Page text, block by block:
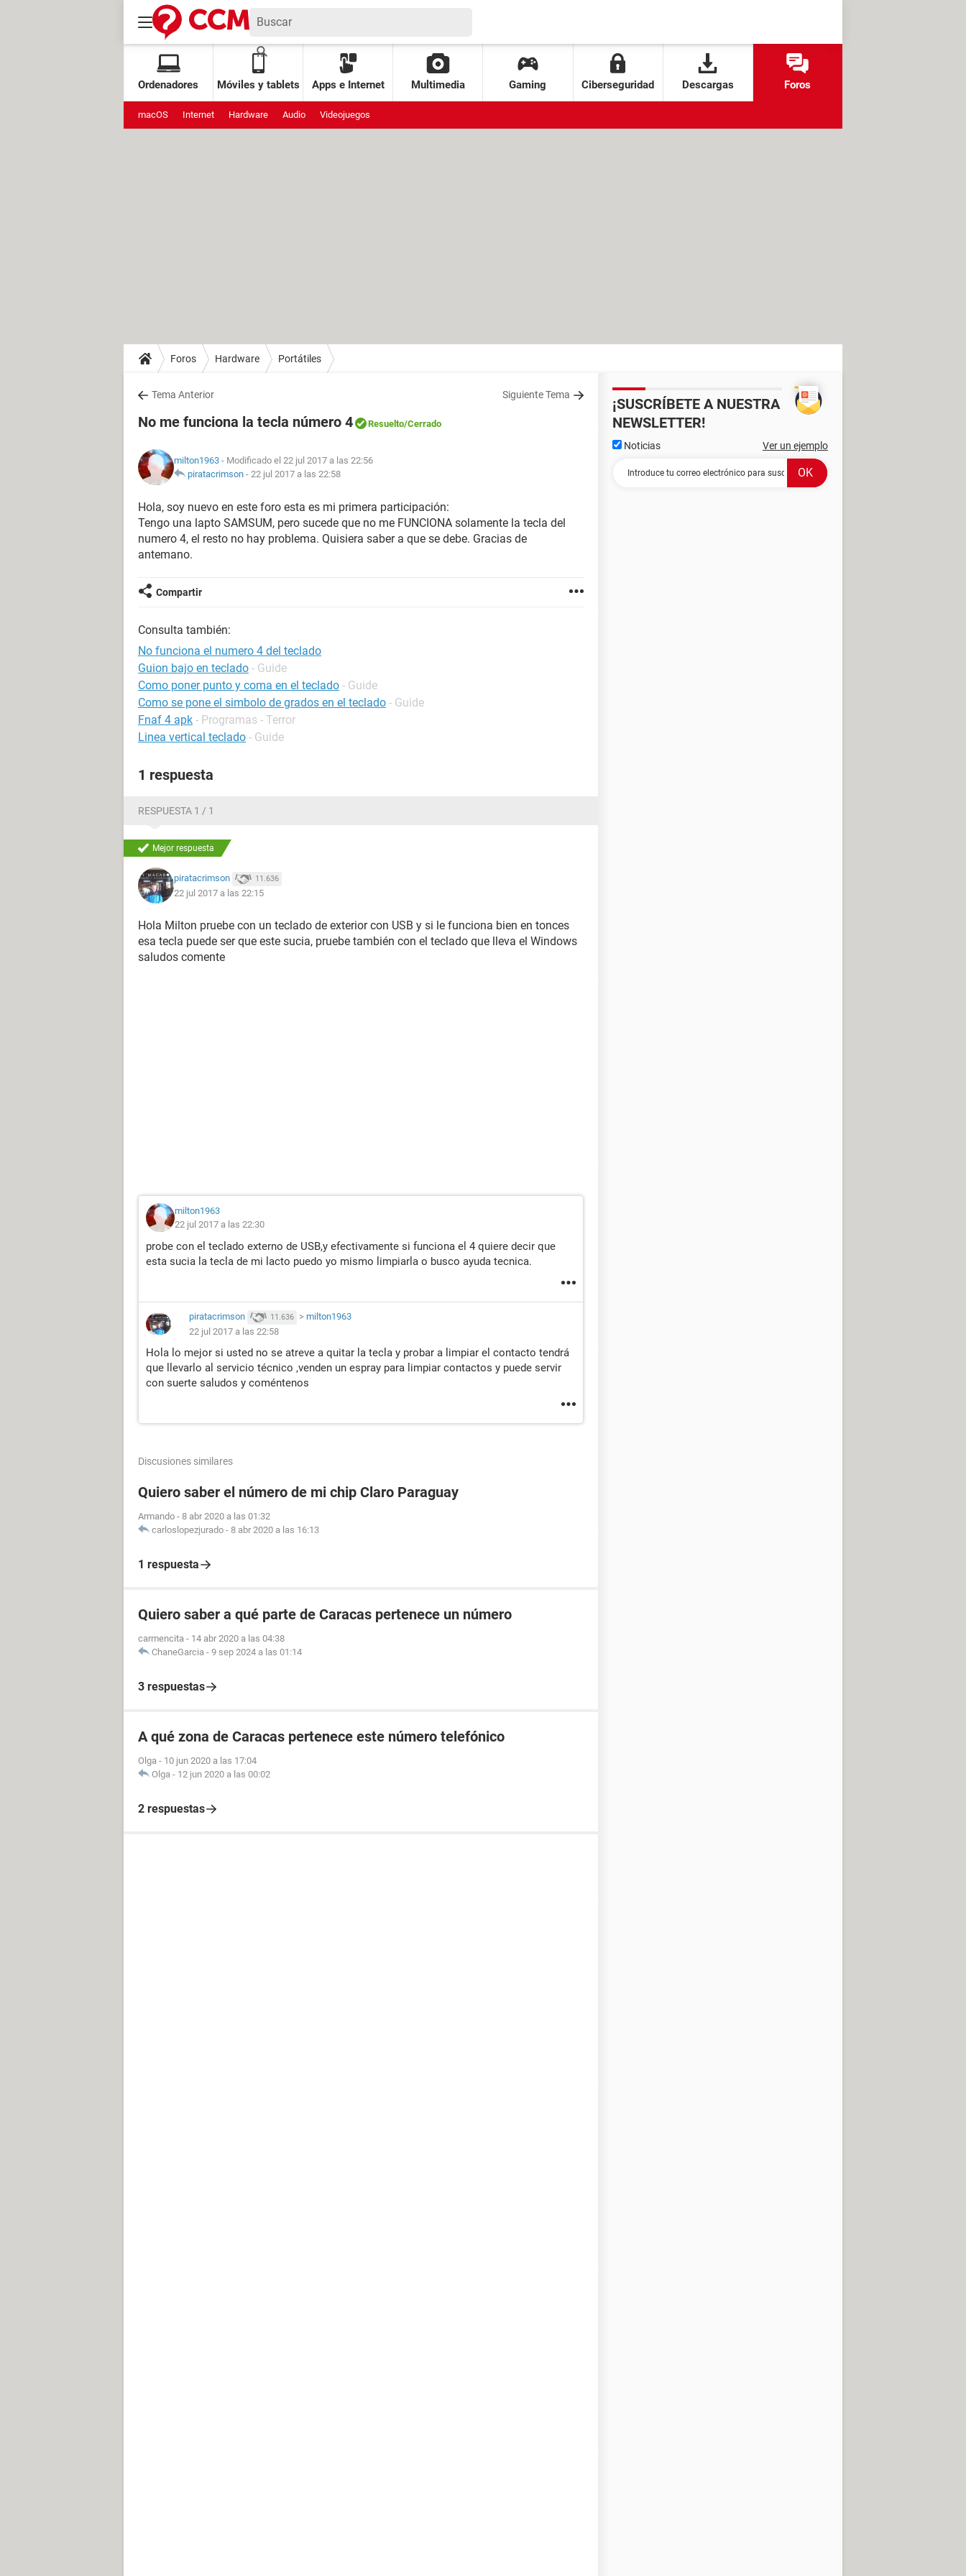
Ordenadores Móviles y tablets Apps e Internet Multimedia Gaming Ciberseguridad Descargas Foros
macOS Internet Hardware Audio Videojuegos
Foros Hardware Portátiles
Tema Anterior Siguiente Tema
No me funciona la tecla número 4 Resuelto/Cerrado
milton1963 - Modificado el 22 jul 2017 a las 22:56
piratacrimson - 22 jul 2017 a las 22:58
Hola, soy nuevo en este foro esta es mi primera participación:
Tengo una lapto SAMSUM, pero sucede que no me FUNCIONA solamente la tecla del
numero 4, el resto no hay problema. Quisiera saber a que se debe. Gracias de
antemano.
Compartir
Consulta también:
No funciona el numero 4 del teclado
Guion bajo en teclado - Guide
Como poner punto y coma en el teclado - Guide
Como se pone el simbolo de grados en el teclado - Guide
Fnaf 4 apk - Programas - Terror
Linea vertical teclado - Guide
1 respuesta
RESPUESTA 1 / 1
Mejor respuesta
piratacrimson 11.636
22 jul 2017 a las 22:15
Hola Milton pruebe con un teclado de exterior con USB y si le funciona bien en tonces
esa tecla puede ser que este sucia, pruebe también con el teclado que lleva el Windows
saludos comente
milton1963
22 jul 2017 a las 22:30
probe con el teclado externo de USB,y efectivamente si funciona el 4 quiere decir que
esta sucia la tecla de mi lacto puedo yo mismo limpiarla o busco ayuda tecnica.
piratacrimson 11.636 > milton1963
22 jul 2017 a las 22:58
Hola lo mejor si usted no se atreve a quitar la tecla y probar a limpiar el contacto tendrá
que llevarlo al servicio técnico ,venden un espray para limpiar contactos y puede servir
con suerte saludos y coméntenos
Discusiones similares
Quiero saber el número de mi chip Claro Paraguay
Armando - 8 abr 2020 a las 01:32
carloslopezjurado - 8 abr 2020 a las 16:13
1 respuesta
Quiero saber a qué parte de Caracas pertenece un número
carmencita - 14 abr 2020 a las 04:38
ChaneGarcia - 9 sep 2024 a las 01:14
3 respuestas
A qué zona de Caracas pertenece este número telefónico
Olga - 10 jun 2020 a las 17:04
Olga - 12 jun 2020 a las 00:02
2 respuestas
¡SUSCRÍBETE A NUESTRA
NEWSLETTER!
Noticias Ver un ejemplo